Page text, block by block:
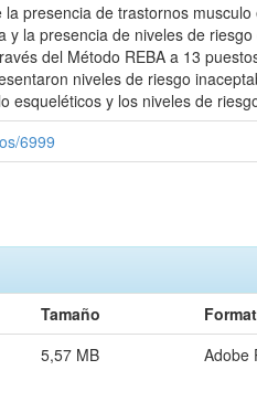
presencia de trastornos
y la presencia de niveles de
del Método REBA a 13
niveles de riesgo
esqueléticos y los niveles de
6999
Tamaño
5,57 MB Adobe